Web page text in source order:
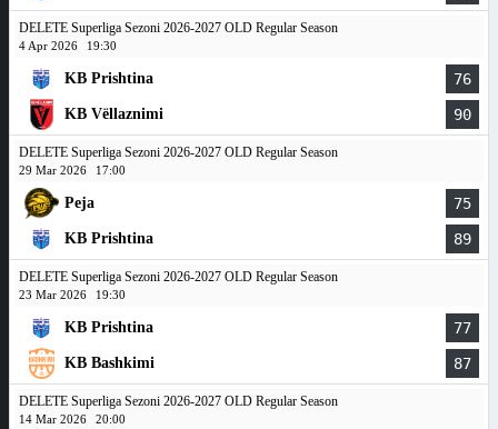
DELETE Superliga Sezoni 2026-2027 OLD Regular Season
4 Apr 2026 19:30
KB Prishtina 76
KB Vëllaznimi 90
DELETE Superliga Sezoni 2026-2027 OLD Regular Season
29 Mar 2026 17:00
Peja 75
KB Prishtina 89
DELETE Superliga Sezoni 2026-2027 OLD Regular Season
23 Mar 2026 19:30
KB Prishtina 77
KB Bashkimi 87
DELETE Superliga Sezoni 2026-2027 OLD Regular Season
14 Mar 2026 20:00